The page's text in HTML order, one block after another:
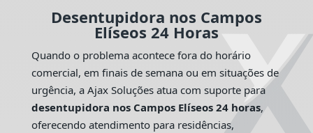
Desentupidora nos Campos
Elíseos 24 Horas
Quando o problema acontece fora do horário
comercial, em finais de semana ou em situações de
urgência, a Ajax Soluções atua com suporte para
desentupidora nos Campos Elíseos 24 horas,
oferecendo atendimento para residências,